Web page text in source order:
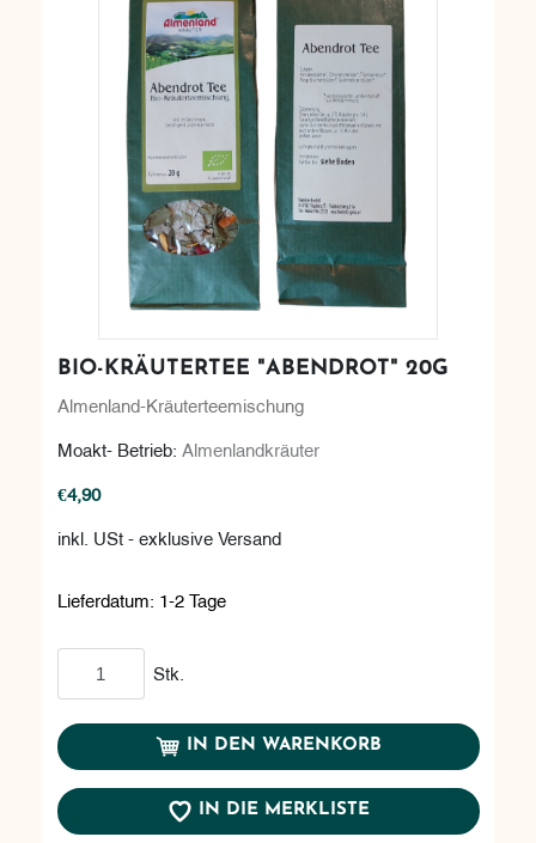
BIO-KRÄUTERTEE "ABENDROT" 20G
Almenland-Kräuterteemischung
Moakt- Betrieb: Almenlandkräuter
€4,90
inkl. USt - exklusive Versand
Lieferdatum: 1-2 Tage
Stk.
IN DEN WARENKORB
IN DIE MERKLISTE